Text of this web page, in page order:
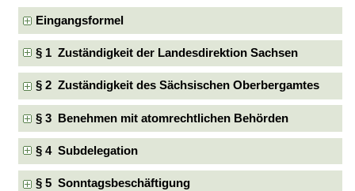
Eingangsformel
§ 1 Zuständigkeit der Landesdirektion Sachsen
§ 2 Zuständigkeit des Sächsischen Oberbergamtes
§ 3 Benehmen mit atomrechtlichen Behörden
§ 4 Subdelegation
§ 5 Sonntagsbeschäftigung